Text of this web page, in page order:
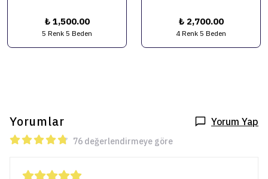
₺ 1,500.00
5 Renk 5 Beden
₺ 2,700.00
4 Renk 5 Beden
Yorumlar Yorum Yap
76 değerlendirmeye göre